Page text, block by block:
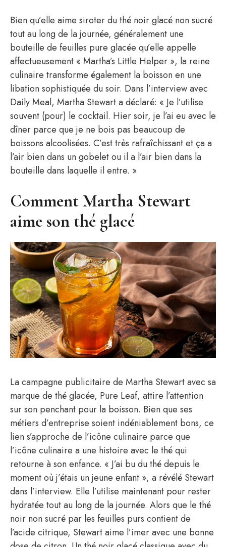
Bien qu’elle aime siroter du thé noir glacé non sucré
tout au long de la journée, généralement une
bouteille de feuilles pure glacée qu’elle appelle
affectueusement « Martha’s Little Helper », la reine
culinaire transforme également la boisson en une
libation sophistiquée du soir. Dans l’interview avec
Daily Meal, Martha Stewart a déclaré: « Je l’utilise
souvent (pour) le cocktail. Hier soir, je l’ai eu avec le
dîner parce que je ne bois pas beaucoup de
boissons alcoolisées. C’est très rafraîchissant et ça a
l’air bien dans un gobelet ou il a l’air bien dans la
bouteille dans laquelle il entre. »
Comment Martha Stewart
aime son thé glacé
La campagne publicitaire de Martha Stewart avec sa
marque de thé glacée, Pure Leaf, attire l’attention
sur son penchant pour la boisson. Bien que ses
métiers d’entreprise soient indéniablement bons, ce
lien s’approche de l’icône culinaire parce que
l’icône culinaire a une histoire avec le thé qui
retourne à son enfance. « J’ai bu du thé depuis le
moment où j’étais un jeune enfant », a révélé Stewart
dans l’interview. Elle l’utilise maintenant pour rester
hydratée tout au long de la journée. Alors que le thé
noir non sucré par les feuilles purs contient de
l’acide citrique, Stewart aime l’imer avec une bonne